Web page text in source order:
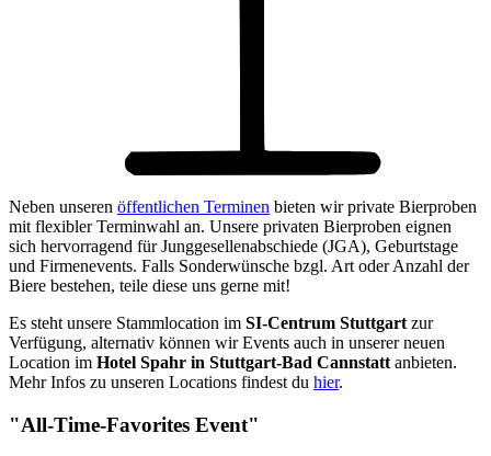
Neben unseren öffentlichen Terminen bieten wir private Bierproben
mit flexibler Terminwahl an. Unsere privaten Bierproben eignen
sich hervorragend für Junggesellenabschiede (JGA), Geburtstage
und Firmenevents. Falls Sonderwünsche bzgl. Art oder Anzahl der
Biere bestehen, teile diese uns gerne mit!
Es steht unsere Stammlocation im SI-Centrum Stuttgartzur
Verfügung, alternativ können wir Events auch in unserer neuen
Location im Hotel Spahr in Stuttgart-Bad Cannstattanbieten.
Mehr Infos zu unseren Locations findest du hier.
"All-Time-Favorites Event"